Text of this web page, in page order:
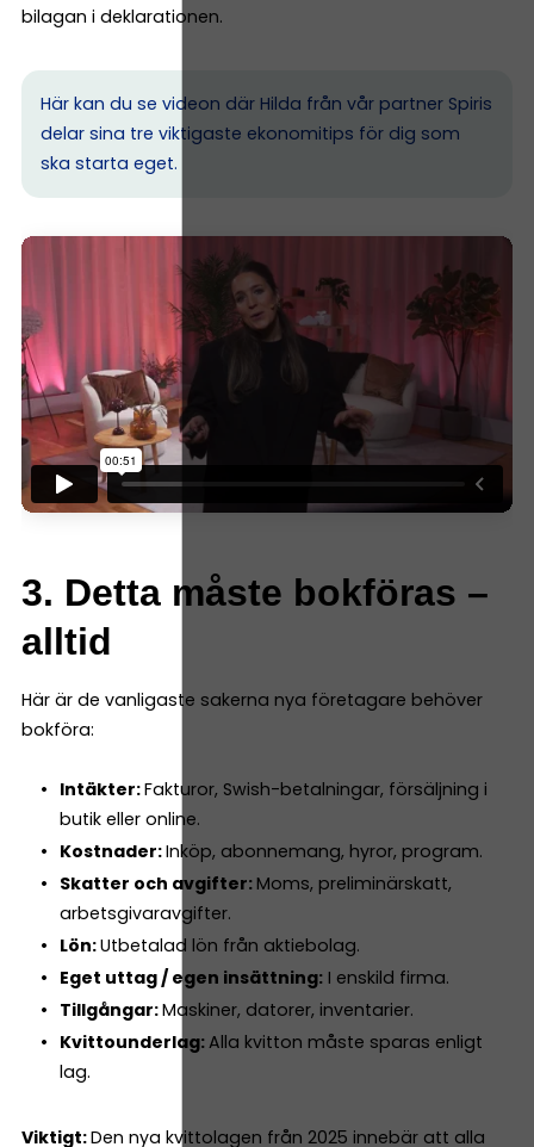
bilagan i deklarationen.
Här kan du se videon där Hilda från vår partner Spiris
delar sina tre viktigaste ekonomitips för dig som
ska starta eget.
3. Detta måste bokföras –
alltid
Här är de vanligaste sakerna nya företagare behöver
bokföra:
Intäkter:Fakturor, Swish-betalningar, försäljning i
butik eller online.
Kostnader:Inköp, abonnemang, hyror, program.
Skatter och avgifter: Moms, preliminärskatt,
arbetsgivaravgifter.
Lön:Utbetalad lön från aktiebolag.
Eget uttag / egen insättning:I enskild firma.
Tillgångar:Maskiner, datorer, inventarier.
Kvittounderlag:Alla kvitton måste sparas enligt
lag.
Viktigt:Den nya kvittolagen från 2025 innebär att alla